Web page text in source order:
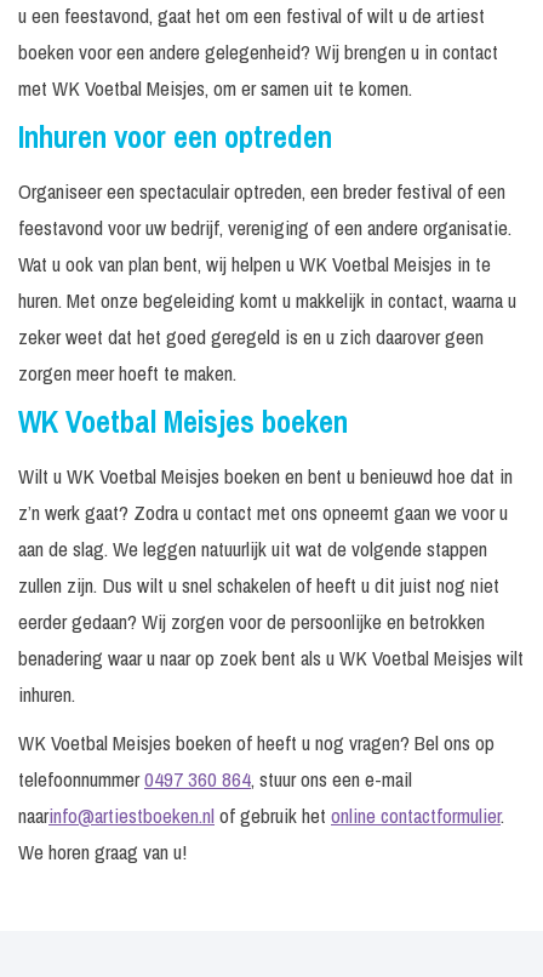
u een feestavond, gaat het om een festival of wilt u de artiest
boeken voor een andere gelegenheid? Wij brengen u in contact
met WK Voetbal Meisjes, om er samen uit te komen.
Inhuren voor een optreden
Organiseer een spectaculair optreden, een breder festival of een
feestavond voor uw bedrijf, vereniging of een andere organisatie.
Wat u ook van plan bent, wij helpen u WK Voetbal Meisjes in te
huren. Met onze begeleiding komt u makkelijk in contact, waarna u
zeker weet dat het goed geregeld is en u zich daarover geen
zorgen meer hoeft te maken.
WK Voetbal Meisjes boeken
Wilt u WK Voetbal Meisjes boeken en bent u benieuwd hoe dat in
z’n werk gaat? Zodra u contact met ons opneemt gaan we voor u
aan de slag. We leggen natuurlijk uit wat de volgende stappen
zullen zijn. Dus wilt u snel schakelen of heeft u dit juist nog niet
eerder gedaan? Wij zorgen voor de persoonlijke en betrokken
benadering waar u naar op zoek bent als u WK Voetbal Meisjes wilt
inhuren.
WK Voetbal Meisjes boeken of heeft u nog vragen? Bel ons op
telefoonnummer0497 360 864, stuur ons een e-mail
naarinfo@artiestboeken.nlof gebruik het online contactformulier.
We horen graag van u!